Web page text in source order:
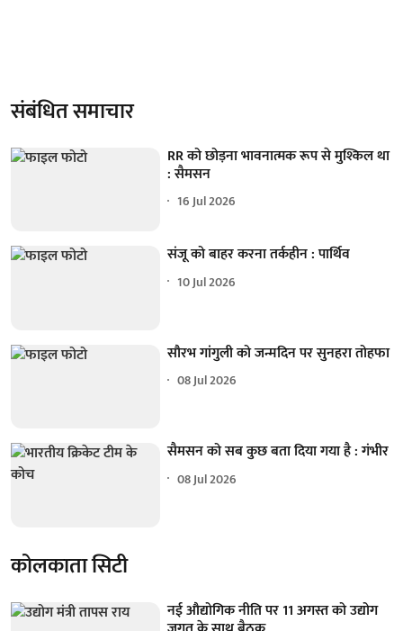
संबंधित समाचार
RR को छोड़ना भावनात्मक रूप से मुश्किल था
: सैमसन
16 Jul 2026
संजू को बाहर करना तर्कहीन : पार्थिव
10 Jul 2026
सौरभ गांगुली को जन्मदिन पर सुनहरा तोहफा
08 Jul 2026
सैमसन को सब कुछ बता दिया गया है : गंभीर
08 Jul 2026
कोलकाता सिटी
नई औद्योगिक नीति पर 11 अगस्त को उद्योग